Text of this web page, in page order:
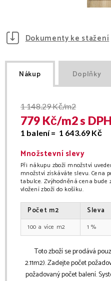
Dokumenty ke stažení
Nákup Doplňky
1 148.29Kč/m2
779 Kč/m2s DPH
1 balení = 1 643.69 Kč
Množstevní slevy
Při nákupu zboží množství
množství získáváte slevu. Cena
tabulce. Zvýhodněná cena
vložení zboží do košíku.
Počet m2 Sleva
100 m2 1 %
Toto zboží se prodává
2.11m2). Zadejte počet
požadovaný počet balení.